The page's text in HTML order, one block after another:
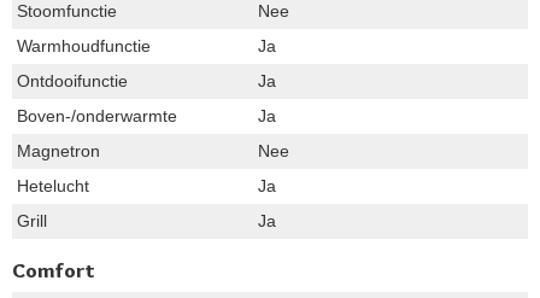
Stoomfunctie
Nee
Warmhoudfunctie
Ja
Ontdooifunctie
Ja
Boven-/onderwarmte
Ja
Magnetron
Nee
Hetelucht
Ja
Grill
Ja
Comfort